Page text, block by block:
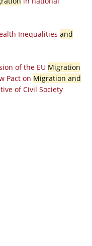
Inequalities and
of the EU Migration
Pact on Migration and
of Civil Society